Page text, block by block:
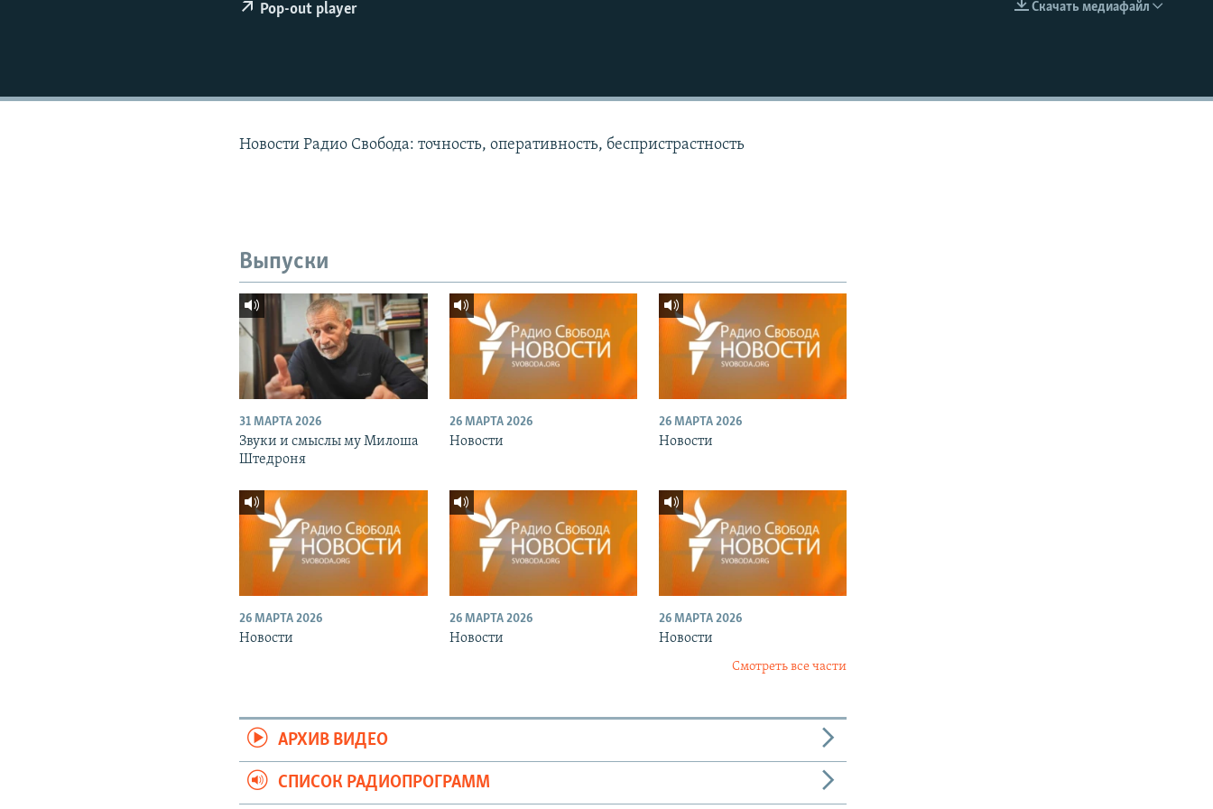
EMBED
Скачать медиафайл
Pop-out player
Новости Радио Свобода: точность, оперативность, беспристрастность
Выпуски
31 МАРТА 2026
Звуки и смыслы му Милоша
Штедроня
26 МАРТА 2026
Новости
26 МАРТА 2026
Новости
26 МАРТА 2026
Новости
26 МАРТА 2026
Новости
26 МАРТА 2026
Новости
Смотреть все части
АРХИВ ВИДЕО
СПИСОК РАДИОПРОГРАММ